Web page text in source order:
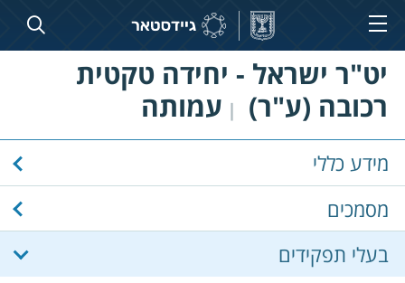
יט"ר ישראל - יחידה טקטית
רכובה (ע"ר)
| עמותה
מידע כללי
מסמכים
בעלי תפקידים